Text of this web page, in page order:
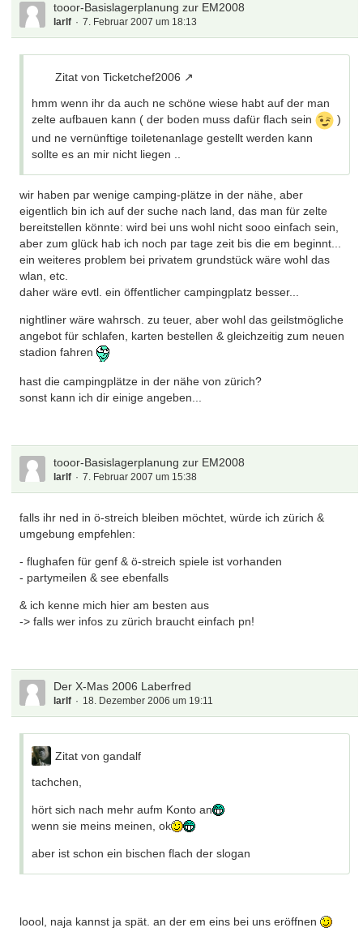
tooor-Basislagerplanung zur EM2008
larlf 7. Februar 2007 um 18:13
Zitat von Ticketchef2006
hmm wenn ihr da auch ne schöne wiese habt auf der man
zelte aufbauen kann ( der boden muss dafür flach sein
)
und ne vernünftige toiletenanlage gestellt werden kann
sollte es an mir nicht liegen ..
wir haben par wenige camping-plätze in der nähe, aber
eigentlich bin ich auf der suche nach land, das man für zelte
bereitstellen könnte: wird bei uns wohl nicht sooo einfach sein,
aber zum glück hab ich noch par tage zeit bis die em beginnt...
ein weiteres problem bei privatem grundstück wäre wohl das
wlan, etc.
daher wäre evtl. ein öffentlicher campingplatz besser...
nightliner wäre wahrsch. zu teuer, aber wohl das geilstmögliche
angebot für schlafen, karten bestellen & gleichzeitig zum neuen
stadion fahren
hast die campingplätze in der nähe von zürich?
sonst kann ich dir einige angeben...
tooor-Basislagerplanung zur EM2008
larlf 7. Februar 2007 um 15:38
falls ihr ned in ö-streich bleiben möchtet, würde ich zürich &
umgebung empfehlen:
- flughafen für genf & ö-streich spiele ist vorhanden
- partymeilen & see ebenfalls
& ich kenne mich hier am besten aus
-> falls wer infos zu zürich braucht einfach pn!
Der X-Mas 2006 Laberfred
larlf 18. Dezember 2006 um 19:11
Zitat von gandalf
tachchen,
hört sich nach mehr aufm Konto an
wenn sie meins meinen, ok
aber ist schon ein bischen flach der slogan
loool, naja kannst ja spät. an der em eins bei uns eröffnen